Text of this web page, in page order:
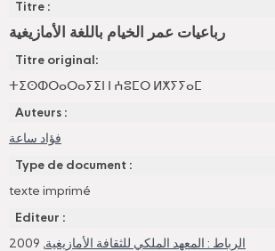
Titre :
رباعيات عمر الخيام باللغة الأمازيغية
Titre original:
ⵜⵉⵙⵀⵔⴰⵔⴰⵢⵉⵏ ⵏ ⵄⵓⵎⵔ ⵍⵅⵢⵢⴰⵎ
Auteurs :
فؤاد ساعة
Type de document :
texte imprimé
Editeur :
الرباط : المعهد الملكي للثقافة الأمازيغية, 2009